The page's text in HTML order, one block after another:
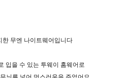
한 무엔 나이트웨어입니다
입을 수 있는 투웨이 홈웨어로